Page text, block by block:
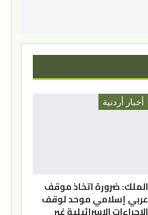
أخبار أردنية
الملك: ضرورة اتخاذ موقف
عربي إسلامي موحد لوقف